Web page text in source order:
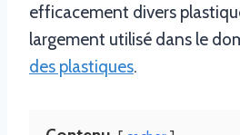
efficacement divers
largement utilisé dans le
des plastiques.